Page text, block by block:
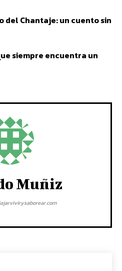
del Chantaje: un cuento sin
siempre encuentra un
Muñiz